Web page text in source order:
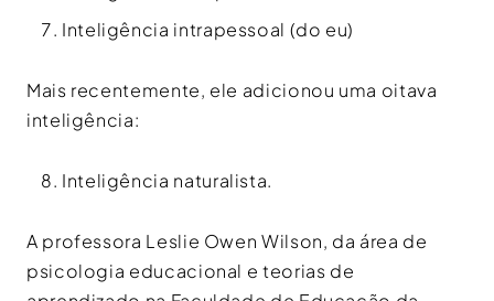
Inteligência intrapessoal (do eu)
Mais recentemente, ele adicionou uma oitava
inteligência:
Inteligência naturalista.
A professora Leslie Owen Wilson, da área de
psicologia educacional e teorias de